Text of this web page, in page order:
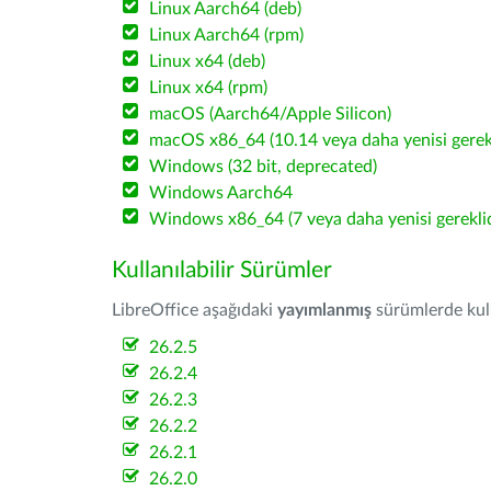
Linux Aarch64 (deb)
Linux Aarch64 (rpm)
Linux x64 (deb)
Linux x64 (rpm)
macOS (Aarch64/Apple Silicon)
macOS x86_64 (10.14 veya daha yenisi
Windows (32 bit, deprecated)
Windows Aarch64
Windows x86_64 (7 veya daha yenisi
Kullanılabilir Sürümler
LibreOffice aşağıdaki yayımlanmış sürümlerde
26.2.5
26.2.4
26.2.3
26.2.2
26.2.1
26.2.0